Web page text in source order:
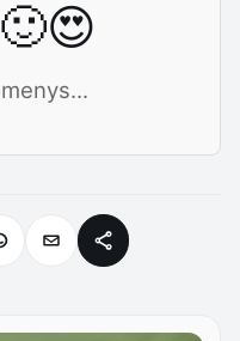
🙂😍